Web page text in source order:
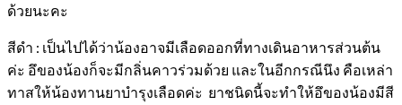
ด้วยนะคะ
สีดำ : เป็นไปได้ว่าน้องอาจมีเลือดออกที่ทางเดินอาหารส่วนต้น
ค่ะ อึของน้องก็จะมีกลิ่นคาวร่วมด้วย และในอีกกรณีนึง คือเหล่า
ทาสให้น้องทานยาบำรุงเลือดค่ะ ยาชนิดนี้จะทำให้อึของน้องมีสี